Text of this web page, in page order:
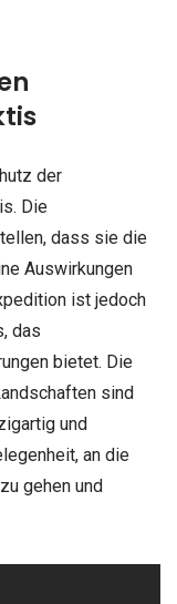
der
Die
dass sie die
Auswirkungen
ist jedoch
das
bietet. Die
sind
und
an die
zu gehen und